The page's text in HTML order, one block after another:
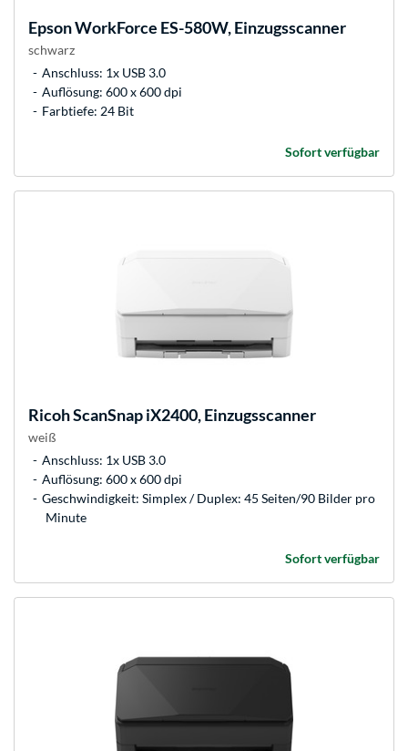
EpsonWorkForce ES-580W, Einzugsscanner
schwarz
Anschluss: 1x USB 3.0
Auflösung: 600 x 600 dpi
Farbtiefe: 24 Bit
Sofort verfügbar
RicohScanSnap iX2400, Einzugsscanner
weiß
Anschluss: 1x USB 3.0
Auflösung: 600 x 600 dpi
Geschwindigkeit: Simplex / Duplex: 45 Seiten/90 Bilder pro
Minute
Sofort verfügbar